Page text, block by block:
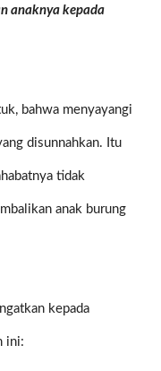
anaknya kepada
bahwa menyayangi
disunnahkan. Itu
tidak
anak burung
kepada
ini: